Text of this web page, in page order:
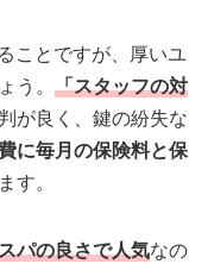
ことですが、厚いユ
う。 「スタッフの対
が良く、鍵の紛失な
に毎月の保険料と保
す。
パの良さで人気なの